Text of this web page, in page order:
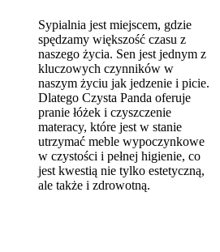
Sypialnia jest miejscem, gdzie
spędzamy większość czasu z
naszego życia. Sen jest jednym z
kluczowych czynników w
naszym życiu jak jedzenie i picie.
Dlatego Czysta Panda oferuje
pranie łóżek i czyszczenie
materacy, które jest w stanie
utrzymać meble wypoczynkowe
w czystości i pełnej higienie, co
jest kwestią nie tylko estetyczną,
ale także i zdrowotną.